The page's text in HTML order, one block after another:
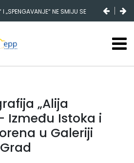
I „SPENGAVANJE“ NE SMIJU SE
„Alija
Između Istoka i
u Galeriji